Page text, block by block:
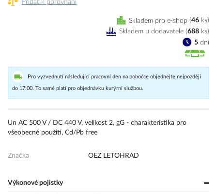
Přidat k porovnání
Skladem pro e-shop 46 ks
5 dní
Skladem u dodavatele (688 ks)
Pro vyzvednutí následující pracovní den na pobočce objednejte nejpozději
do 17:00. To samé platí pro objednávku kurýrní službou.
Un AC 500 V / DC 440 V, velikost 2, gG - charakteristika pro
všeobecné použití, Cd/Pb free
Značka OEZ LETOHRAD
Výkonové pojistky